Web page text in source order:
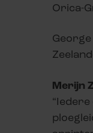
Orica-
Merijn